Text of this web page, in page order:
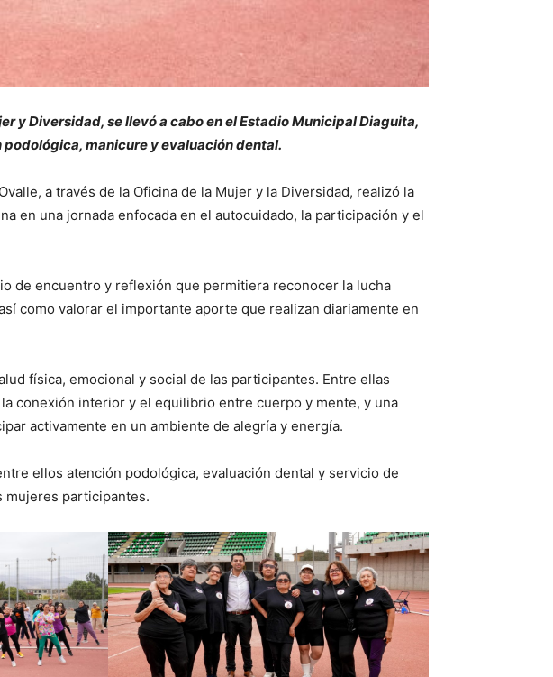
y Diversidad, se llevó a cabo en el Estadio Municipal Diaguita,
manicure y evaluación dental.
a través de la Oficina de la Mujer y la Diversidad, realizó la
en una jornada enfocada en el autocuidado, la participación y el
de encuentro y reflexión que permitiera reconocer la lucha
como valorar el importante aporte que realizan diariamente en
física, emocional y social de las participantes. Entre ellas
conexión interior y el equilibrio entre cuerpo y mente, y una
activamente en un ambiente de alegría y energía.
ellos atención podológica, evaluación dental y servicio de
mujeres participantes.